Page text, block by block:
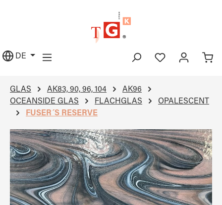
DE
GLAS AK83, 90, 96, 104
AK96
OCEANSIDE GLAS
FLACHGLAS
OPALESCENT
FUSER´S RESERVE
Bildergalerie überspringen